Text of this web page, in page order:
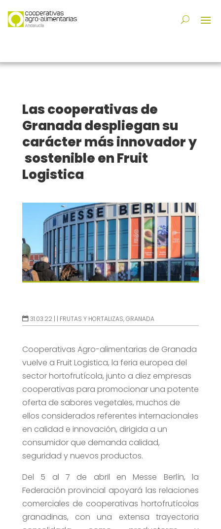
Las cooperativas de
Granada despliegan su
carácter más innovador y
sostenible en Fruit
Logistica
31.03.22 | | FRUTAS Y HORTALIZAS,GRANADA
Cooperativas Agro-alimentarias de Granada
vuelve a Fruit Logistica, la feria europea del
sector hortofrutícola, junto a diez empresas
cooperativas para promocionar una potente
oferta de sabores vegetales, muchos de
ellos considerados referentes internacionales
en calidad e innovación, dirigida a un
consumidor que demanda calidad,
seguridad y nuevos productos.
Del 5 al 7 de abril en Messe Berlín, la
Federación provincial apoyará las relaciones
comerciales de cooperativas hortofrutícolas
granadinas, con una extensa trayectoria